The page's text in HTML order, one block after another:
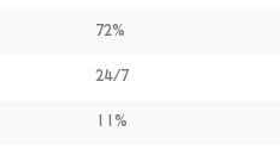
72%
24/7
11%